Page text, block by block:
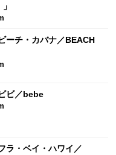
ーチ・カバナ／BEACH
ビ／bebe
ラ・ベイ・ハワイ／